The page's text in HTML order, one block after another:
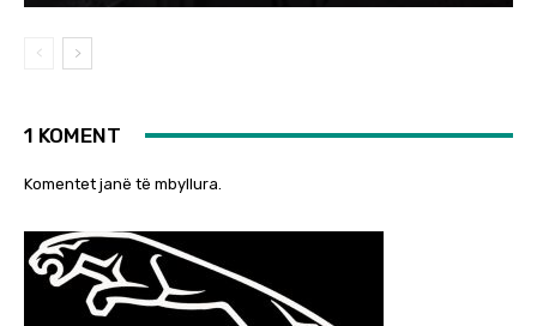
1 KOMENT
Komentet janë të mbyllura.